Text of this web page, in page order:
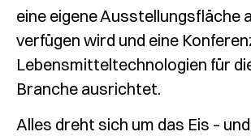
eine eigene Ausstellungsfläche
verfügen wird und eine
Lebensmitteltechnologien für
Branche ausrichtet.
Alles dreht sich um das Eis –